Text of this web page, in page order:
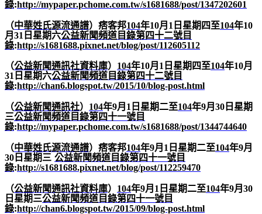
錄:http://mypaper.pchome.com.tw/s1681688/post/1347202601
（中華姓氏源流通譜）痞客邦104年10月 1 日星期四至104年10
月 31 日星期六公益新聞頻道目錄第四十二號目
錄:http://s1681688.pixnet.net/blog/post/112605112
（公益新聞通訊社資料庫） 104年10月 1 日星期四至104年10月
31 日星期六公益新聞頻道目錄第四十二號目
錄:http://chan6.blogspot.tw/2015/10/blog-post.html
（公益新聞通訊社） 104年9月 1 日星期二至104年9月 30 日星期
三公益新聞頻道目錄第四十一號目
錄:http://mypaper.pchome.com.tw/s1681688/post/1344744640
（中華姓氏源流通譜）痞客邦104年9月 1 日星期二至104年9月
30 日星期三 公益新聞頻道目錄第四十一號目
錄:http://s1681688.pixnet.net/blog/post/112259470
（公益新聞通訊社資料庫） 104年9月 1 日星期二至104年9月 30
日星期三公益新聞頻道目錄第四十一號目
錄:http://chan6.blogspot.tw/2015/09/blog-post.html